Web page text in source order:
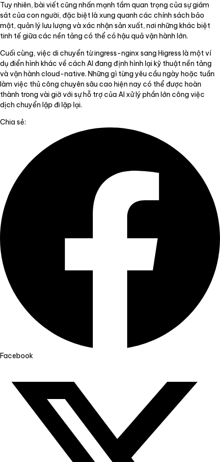
Tuy nhiên, bài viết cũng nhấn mạnh tầm quan trọng của sự giám
sát của con người, đặc biệt là xung quanh các chính sách bảo
mật, quản lý lưu lượng và xác nhận sản xuất, nơi những khác biệt
tinh tế giữa các nền tảng có thể có hậu quả vận hành lớn.
Cuối cùng, việc di chuyển từ ingress-nginx sang Higress là một ví
dụ điển hình khác về cách AI đang định hình lại kỹ thuật nền tảng
và vận hành cloud-native. Những gì từng yêu cầu ngày hoặc tuần
làm việc thủ công chuyên sâu cao hiện nay có thể được hoàn
thành trong vài giờ với sự hỗ trợ của AI xử lý phần lớn công việc
dịch chuyển lặp đi lặp lại.
Chia sẻ:
Facebook